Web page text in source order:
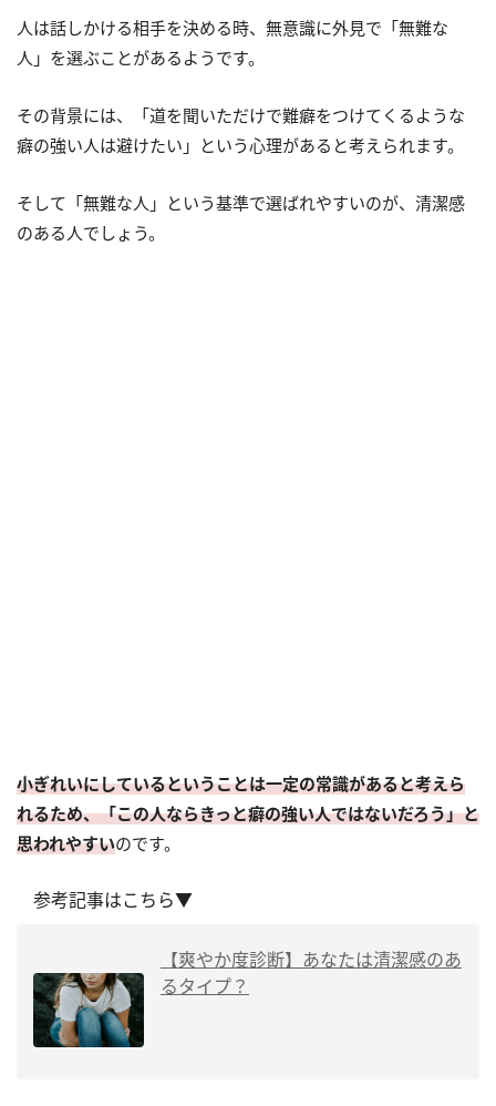
人は話しかける相手を決める時、無意識に外見で「無難な
人」を選ぶことがあるようです。
その背景には、「道を聞いただけで難癖をつけてくるような
癖の強い人は避けたい」という心理があると考えられます。
そして「無難な人」という基準で選ばれやすいのが、清潔感
のある人でしょう。
小ぎれいにしているということは一定の常識があると考えら
れるため、「この人ならきっと癖の強い人ではないだろう」と
思われやすいのです。
参考記事はこちら▼
【爽やか度診断】あなたは清潔感のあ
るタイプ？